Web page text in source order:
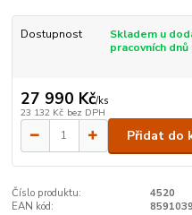
Dostupnost
Skladem u
pracovních dnů
27 990 Kč/ks
23 132 Kč bez DPH
Přidat do
Číslo produktu:
4520
EAN kód: